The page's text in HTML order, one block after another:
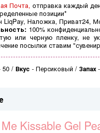
Почта, отправка каждый
позиции*
LiqPay, Наложка, Приват24,
100%
или черную пленку, не
посылки ставим
50 Вкус - Персиковый Запах -
Kissable Gel